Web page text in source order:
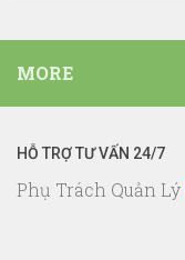
Vụ
Điện
MORE
HỖ TRỢ TƯ VẤN 24/7
Phụ Trách Quản Lý